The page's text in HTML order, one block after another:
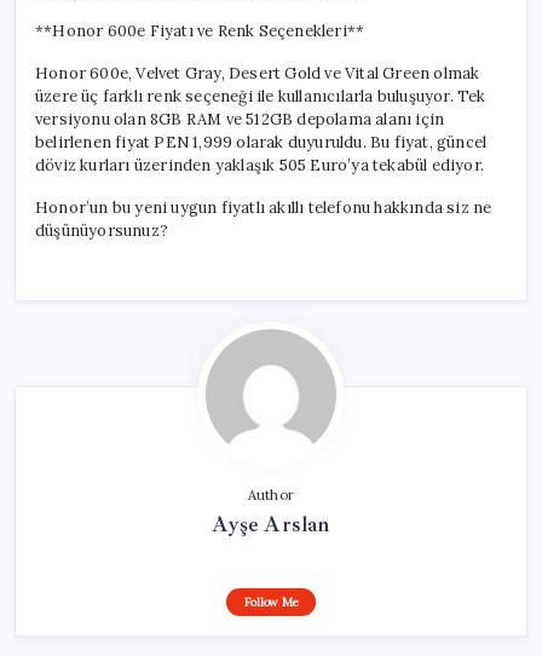
**Honor 600e Fiyatı ve Renk Seçenekleri**
Honor 600e, Velvet Gray, Desert Gold ve Vital Green olmak
üzere üç farklı renk seçeneği ile kullanıcılarla buluşuyor. Tek
versiyonu olan 8GB RAM ve 512GB depolama alanı için
belirlenen fiyat PEN 1,999 olarak duyuruldu. Bu fiyat, güncel
döviz kurları üzerinden yaklaşık 505 Euro’ya tekabül ediyor.
Honor’un bu yeni uygun fiyatlı akıllı telefonu hakkında siz ne
düşünüyorsunuz?
Author
Ayşe Arslan
Follow Me